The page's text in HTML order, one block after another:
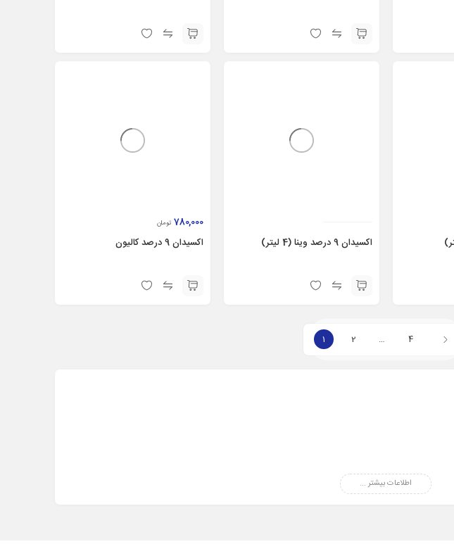
اکسیدان 9 درصد وینا (4 لیتر)
780,000 تومان
اکسیدان 9 درصد کالیون
1 2 … 4
اطلاعات بیشتر ...